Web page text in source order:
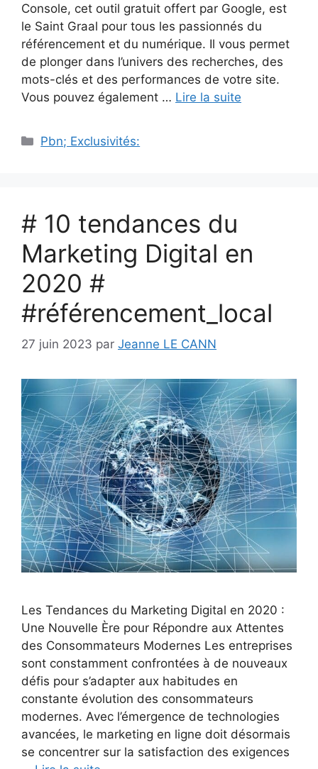
Console, cet outil gratuit offert par Google, est
le Saint Graal pour tous les passionnés du
référencement et du numérique. Il vous permet
de plonger dans l’univers des recherches, des
mots-clés et des performances de votre site.
Vous pouvez également … Lire la suite
Catégories
Pbn; Exclusivités:
# 10 tendances du
Marketing Digital en
2020 #
#référencement_local
27 juin 2023 par Jeanne LE CANN
Les Tendances du Marketing Digital en 2020 :
Une Nouvelle Ère pour Répondre aux Attentes
des Consommateurs Modernes Les entreprises
sont constamment confrontées à de nouveaux
défis pour s’adapter aux habitudes en
constante évolution des consommateurs
modernes. Avec l’émergence de technologies
avancées, le marketing en ligne doit désormais
se concentrer sur la satisfaction des exigences